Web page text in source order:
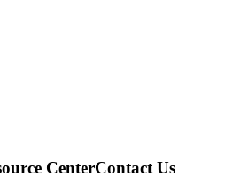
CenterContact Us